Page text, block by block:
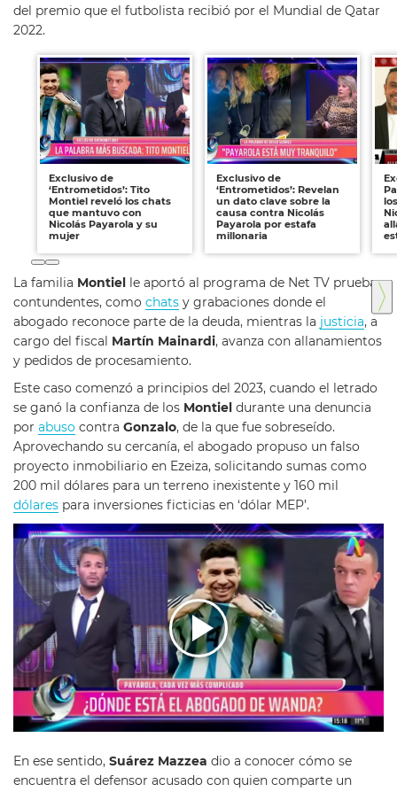
del premio que el futbolista recibió por el Mundial de Qatar
2022.
Exclusivo de
‘Entrometidos’: Tito
Montiel reveló los chats
que mantuvo con
Nicolás Payarola y su
mujer
Exclusivo de
‘Entrometidos’: Revelan
un dato clave sobre la
causa contra Nicolás
Payarola por estafa
millonaria
La familia Montiel
le aportó al programa de Net TV pruebas
contundentes, como chats y grabaciones donde el
abogado reconoce parte de la deuda, mientras la justicia, a
cargo del fiscal Martín Mainardi, avanza con allanamientos
y pedidos de procesamiento.
Este caso comenzó a principios del 2023, cuando el letrado
se ganó la confianza de los Montiel durante una denuncia
por abuso contra Gonzalo, de la que fue sobreseído.
Aprovechando su cercanía, el abogado propuso un falso
proyecto inmobiliario en Ezeiza, solicitando sumas como
200 mil dólares para un terreno inexistente y 160 mil
dólares para inversiones ficticias en ‘dólar MEP’.
En ese sentido, Suárez Mazzea dio a conocer cómo se
encuentra el defensor acusado con quien comparte un